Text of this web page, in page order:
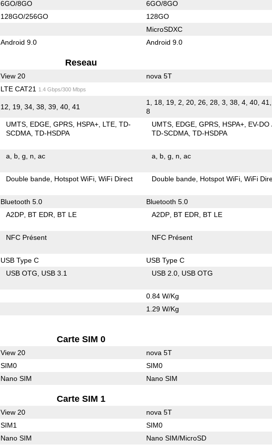
6GO/8GO 6GO/8GO
128GO/256GO 128GO
MicroSDXC
Android 9.0 Android 9.0
Reseau
View 20 nova 5T
LTE CAT21 1.4 Gbps/300 Mbps
12, 19, 34, 38, 39, 40, 41
1, 18, 19, 2, 20, 26, 28, 3, 38, 4, 40, 41,
8
UMTS EDGE GPRS HSPA+ LTE TD-
SCDMA TD-HSDPA
UMTS EDGE GPRS HSPA+ EV-DO
TD-SCDMA TD-HSDPA
a b g n ac a b g n ac
Double bande Hotspot WiFi WiFi Direct Double bande Hotspot WiFi WiFi
Bluetooth 5.0 Bluetooth 5.0
A2DP BT EDR BT LE A2DP BT EDR BT LE
NFC Présent NFC Présent
USB Type C USB Type C
USB OTG USB 3.1 USB 2.0 USB OTG
0.84 W/Kg
1.29 W/Kg
Carte SIM 0
View 20 nova 5T
SIM0 SIM0
Nano SIM Nano SIM
Carte SIM 1
View 20 nova 5T
SIM1 SIM0
Nano SIM Nano SIM/MicroSD